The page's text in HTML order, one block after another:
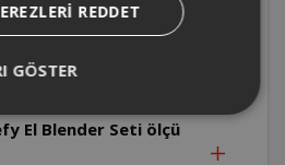
El Blender Seti'nin
El Blender Seti ölçü
REDDET
GÖSTER